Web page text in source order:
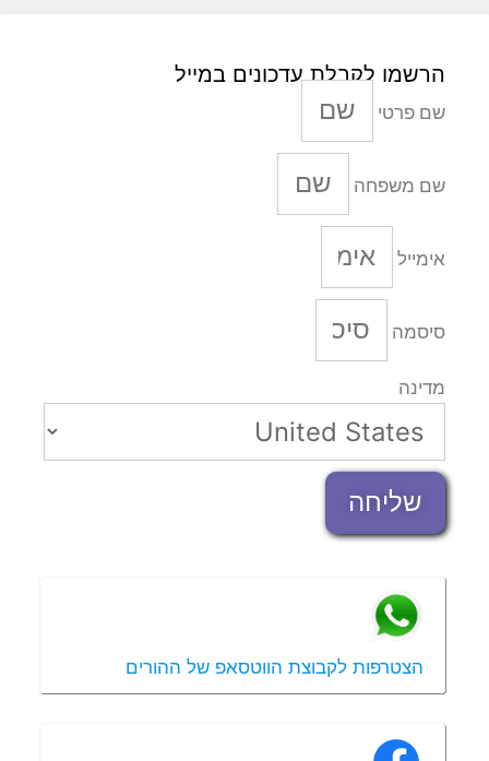
הרשמו לקבלת עדכונים במייל
שם פרטי
שם משפחה
אימייל
סיסמה
מדינה
שליחה
הצטרפות לקבוצת הווטסאפ של ההורים